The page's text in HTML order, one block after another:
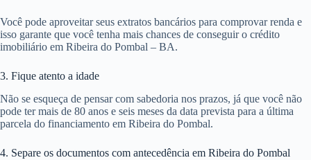
Você pode aproveitar seus extratos bancários para comprovar renda e
isso garante que você tenha mais chances de conseguir o crédito
imobiliário em Ribeira do Pombal – BA.
3. Fique atento a idade
Não se esqueça de pensar com sabedoria nos prazos, já que você não
pode ter mais de 80 anos e seis meses da data prevista para a última
parcela do financiamento em Ribeira do Pombal.
4. Separe os documentos com antecedência em Ribeira do Pombal